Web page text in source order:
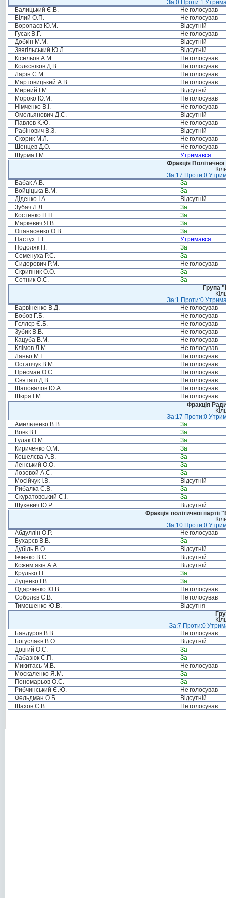
За:0 Проти:1
Балицький Є.В.
Не голосував
Білий О.П.
Не голосував
Воропаєв Ю.М.
Відсутній
Гусак В.Г.
Не голосував
Добкін М.М.
Відсутній
Звягільський Ю.Л.
Відсутній
Кісельов А.М.
Не голосував
Колєсніков Д.В.
Не голосував
Ларін С.М.
Не голосував
Мартовицький А.В.
Не голосував
Мирний І.М.
Відсутній
Мороко Ю.М.
Не голосував
Німченко В.І.
Не голосував
Омельянович Д.С.
Відсутній
Павлов К.Ю.
Не голосував
Рабінович В.З.
Відсутній
Скорик М.Л.
Не голосував
Шенцев Д.О.
Не голосував
Шурма І.М.
Утримався
Фракція
За:17 Проти:0
Бабак А.В.
За
Войціцька В.М.
За
Діденко І.А.
Відсутній
Зубач Л.Л.
За
Костенко П.П.
За
Маркевич Я.В.
За
Опанасенко О.В.
За
Пастух Т.Т.
Утримався
Подоляк І.І.
За
Семенуха Р.С.
За
Сидорович Р.М.
Не голосував
Скрипник О.О.
За
Сотник О.С.
За
Група
За:1 Проти:0
Барвіненко В.Д.
Не голосував
Бобов Г.Б.
Не голосував
Гєллєр Є.Б.
Не голосував
Зубик В.В.
Не голосував
Кацуба В.М.
Не голосував
Клімов Л.М.
Не голосував
Ланьо М.І.
Не голосував
Остапчук В.М.
Не голосував
Пресман О.С.
Не голосував
Святаш Д.В.
Не голосував
Шаповалов Ю.А.
Не голосував
Шкіря І.М.
Не голосував
Фракція
За:17 Проти:0
Амельченко В.В.
За
Вовк В.І.
За
Гулак О.М.
За
Кириченко О.М.
За
Кошелєва А.В.
За
Ленський О.О.
За
Лозовой А.С.
За
Мосійчук І.В.
Відсутній
Рибалка С.В.
За
Скуратовський С.І.
За
Шухевич Ю.Р.
Відсутній
Фракція політичної
За:10 Проти:0
Абдуллін О.Р.
Не голосував
Бухарєв В.В.
За
Дубіль В.О.
Відсутній
Івченко В.Є.
Відсутній
Кожем’якін А.А.
Відсутній
Крулько І.І.
За
Луценко І.В.
За
Одарченко Ю.В.
Не голосував
Соболєв С.В.
Не голосував
Тимошенко Ю.В.
Відсутня
За:7 Проти:0
Бандуров В.В.
Не голосував
Богуслаєв В.О.
Відсутній
Довгий О.С.
За
Лабазюк С.П.
За
Микитась М.В.
Не голосував
Москаленко Я.М.
За
Пономарьов О.С.
За
Рибчинський Є.Ю.
Не голосував
Фельдман О.Б.
Відсутній
Шахов С.В.
Не голосував